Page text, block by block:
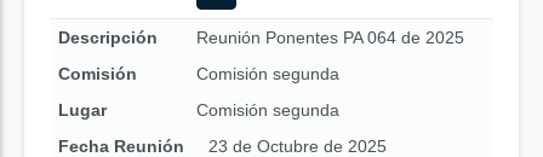
Descripción
Reunión Ponentes PA 064 de 2025
Comisión
Comisión segunda
Lugar
Comisión segunda
Fecha Reunión
23 de Octubre de 2025